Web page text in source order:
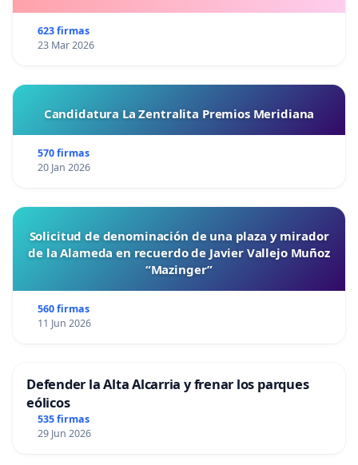
623 firmas
23 Mar 2026
Candidatura La Zentralita Premios Meridiana
570 firmas
20 Jan 2026
Solicitud de denominación de una plaza y mirador
de la Alameda en recuerdo de Javier Vallejo Muñoz
“Mazinger”
560 firmas
11 Jun 2026
Defender la Alta Alcarria y frenar los parques
eólicos
535 firmas
29 Jun 2026